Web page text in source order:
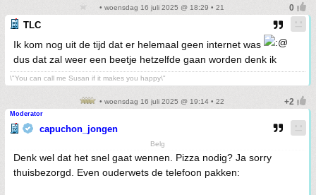
• woensdag 16 juli 2025 @ 18:29 • 21
TLC
Ik kom nog uit de tijd dat er helemaal geen internet was
dus dat zal weer een beetje hetzelfde gaan worden denk ik
\"You can call me Susan if it makes you happy\"
• woensdag 16 juli 2025 @ 19:14 • 22
Moderator
capuchon_jongen
Belg
Denk wel dat het snel gaat wennen. Pizza nodig? Ja sorry
thuisbezorgd. Even ouderwets de telefoon pakken: